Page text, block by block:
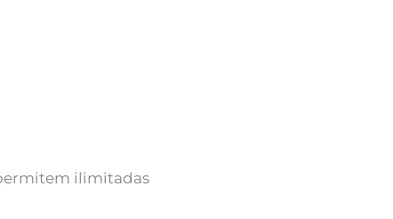
ilimitadas